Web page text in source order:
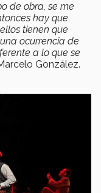
de obra, se me
hay que
tienen que
ocurrencia de
a lo que se
González.